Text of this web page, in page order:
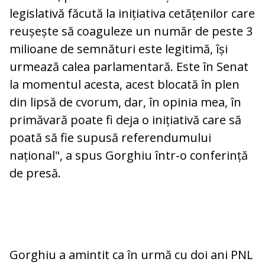
legislativă făcută la inițiativa cetățenilor care
reușește să coaguleze un număr de peste 3
milioane de semnături este legitimă, își
urmează calea parlamentară. Este în Senat
la momentul acesta, acest blocată în plen
din lipsă de cvorum, dar, în opinia mea, în
primăvară poate fi deja o inițiativă care să
poată să fie supusă referendumului
național", a spus Gorghiu într-o conferință
de presă.
Gorghiu a amintit ca în urmă cu doi ani PNL